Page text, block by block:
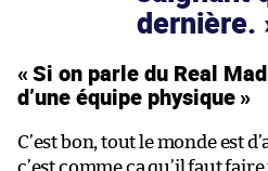
dernière.
« Si on parle du Real
d’une équipe physique »
C’est bon, tout le monde est